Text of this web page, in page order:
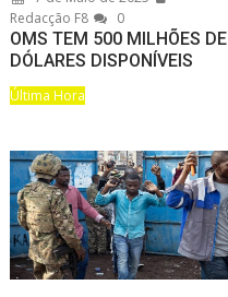
Redacção F8
0
OMS TEM 500 MILHÕES DE
DÓLARES DISPONÍVEIS
Última Hora